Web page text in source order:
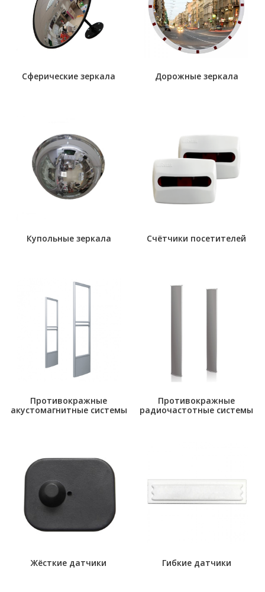
Сферические зеркала Дорожные зеркала
Купольные зеркала Счётчики посетителей
Противокражные
акустомагнитные системы
Противокражные
радиочастотные системы
Жёсткие датчики Гибкие датчики